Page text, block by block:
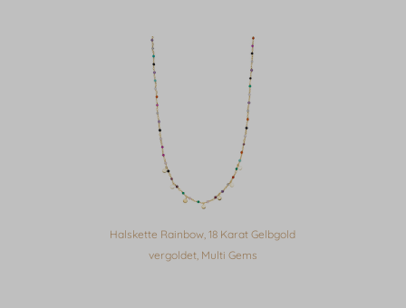
Halskette Rainbow, 18 Karat Gelbgold
vergoldet, Multi Gems